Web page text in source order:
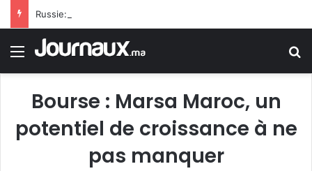
Menu
Bourse : Marsa Maroc, un
potentiel de croissance à ne
pas manquer